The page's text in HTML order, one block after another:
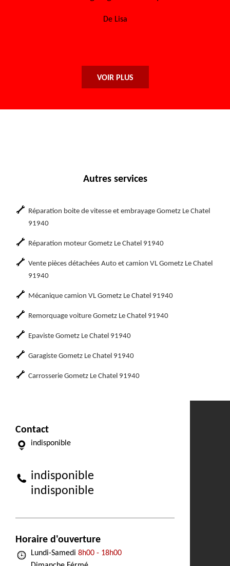
VOIR PLUS
Autres services
Réparation boite de vitesse et embrayage Gometz Le Chatel
91940
Réparation moteur Gometz Le Chatel 91940
Vente pièces détachées Auto et camion VL Gometz Le Chatel
91940
Mécanique camion VL Gometz Le Chatel 91940
Remorquage voiture Gometz Le Chatel 91940
Epaviste Gometz Le Chatel 91940
Garagiste Gometz Le Chatel 91940
Carrosserie Gometz Le Chatel 91940
Contact
indisponible
indisponible
indisponible
Horaire d'ouverture
Lundi-Samedi 8h00 - 18h00